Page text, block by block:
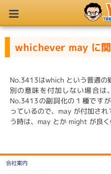
whichever may に
No.3413はwhich という普通の
別の意味を付加しない場合は
No.3413の副詞化の１種です
っているので、may が付加さ
う時は、may とか might が良く
会社案内